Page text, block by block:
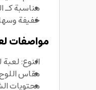
مناسبة كـ
خفيفة
مواصفات
النوع: لعبة لوحية 2 في 1،
مقاس اللوح: 18
محتويات الشطرنج: 32 قطعة